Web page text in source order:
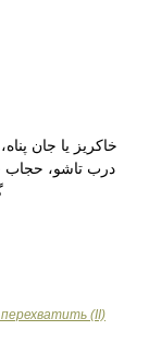
درب تاشو، حجاب
(II)